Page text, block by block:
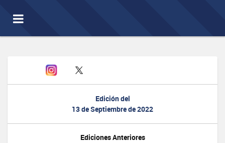
Toggle
navigation
Edición del
13 de Septiembre de 2022
Ediciones Anteriores